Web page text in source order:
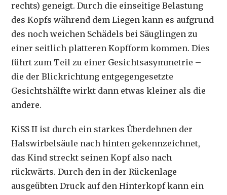
rechts) geneigt. Durch die einseitige Belastung
des Kopfs während dem Liegen kann es aufgrund
des noch weichen Schädels bei Säuglingen zu
einer seitlich platteren Kopfform kommen. Dies
führt zum Teil zu einer Gesichtsasymmetrie –
die der Blickrichtung entgegengesetzte
Gesichtshälfte wirkt dann etwas kleiner als die
andere.
KiSS II ist durch ein starkes Überdehnen der
Halswirbelsäule nach hinten gekennzeichnet,
das Kind streckt seinen Kopf also nach
rückwärts. Durch den in der Rückenlage
ausgeübten Druck auf den Hinterkopf kann ein